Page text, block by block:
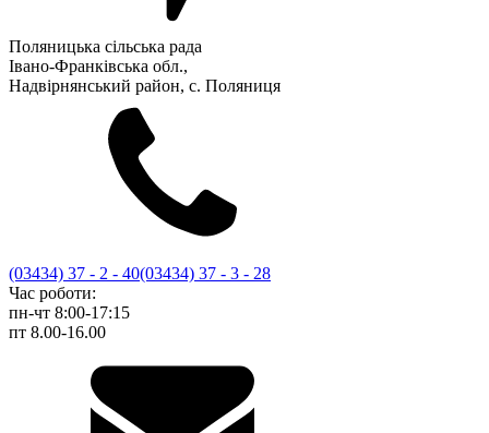
Поляницька сільська рада
Івано-Франківська обл.,
Надвірнянський район, с. Поляниця
(03434) 37 - 2 - 40(03434) 37 - 3 - 28
Час роботи:
пн-чт 8:00-17:15
пт 8.00-16.00